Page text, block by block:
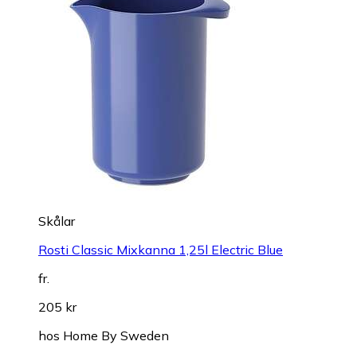
Skålar
Rosti Classic Mixkanna 1,25l Electric Blue
fr.
205 kr
hos Home By Sweden